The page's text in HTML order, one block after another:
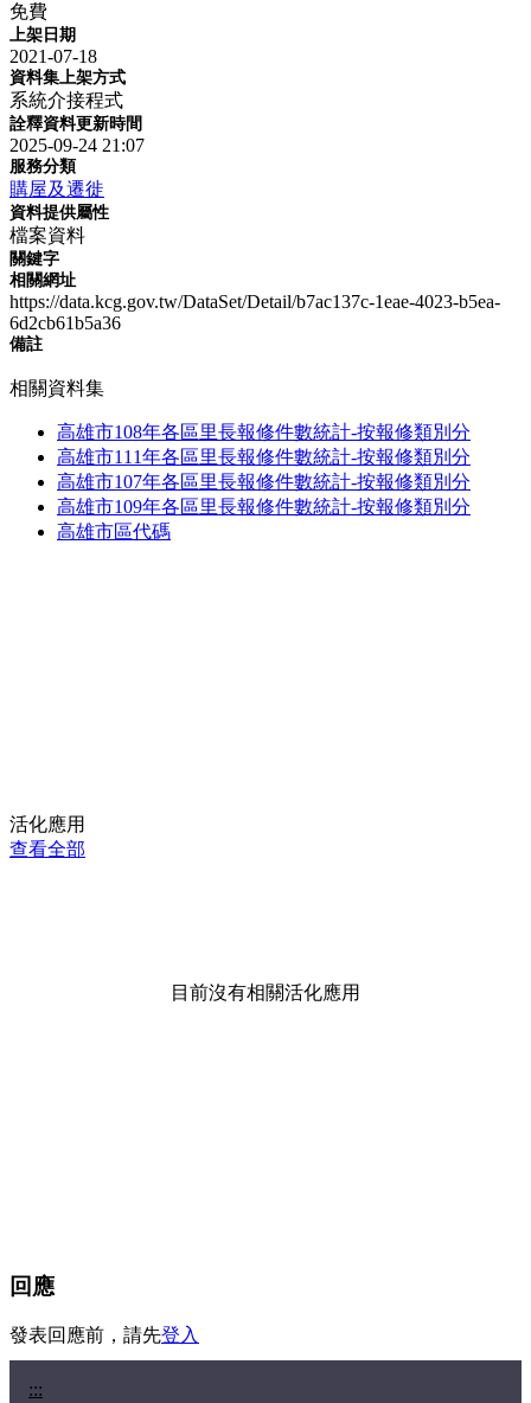
免費
上架日期
2021-07-18
資料集上架方式
系統介接程式
詮釋資料更新時間
2025-09-24 21:07
服務分類
購屋及遷徙
資料提供屬性
檔案資料
關鍵字
相關網址
https://data.kcg.gov.tw/DataSet/Detail/b7ac137c-1eae-4023-b5ea-
6d2cb61b5a36
備註
相關資料集
高雄市108年各區里長報修件數統計-按報修類別分
高雄市111年各區里長報修件數統計-按報修類別分
高雄市107年各區里長報修件數統計-按報修類別分
高雄市109年各區里長報修件數統計-按報修類別分
高雄市區代碼
活化應用
查看全部
目前沒有相關活化應用
回應
發表回應前，請先登入
:::